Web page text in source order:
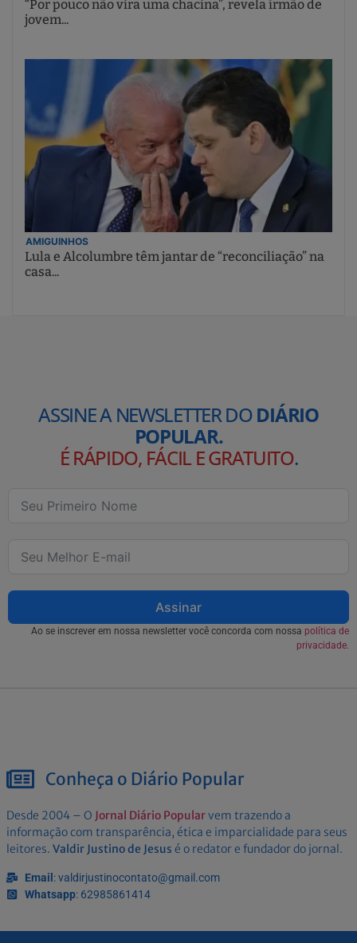
“Por pouco não vira uma chacina”, revela irmão de
jovem...
AMIGUINHOS
Lula e Alcolumbre têm jantar de “reconciliação” na
casa...
ASSINE A NEWSLETTER DODIÁRIO
POPULAR.
É RÁPIDO, FÁCIL E GRATUITO.
Assinar
Ao se inscrever em nossa newsletter você concorda com nossa política de
privacidade.
Conheça o Diário Popular
Desde 2004 – O Jornal Diário Popularvem trazendo a
informação com transparência, ética e imparcialidade para seus
leitores. Valdir Justino de Jesus é o redator e fundador do jornal.
Email : valdirjustinocontato@gmail.com
Whatsapp: 62985861414